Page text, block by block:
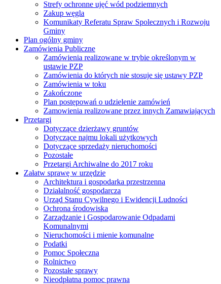
Strefy ochronne ujęć wód podziemnych
Zakup węgla
Komunikaty Referatu Spraw Spolecznych i Rozwoju
Gminy
Plan ogólny gminy
Zamówienia Publiczne
Zamówienia realizowane w trybie określonym w
ustawie PZP
Zamówienia do których nie stosuje się ustawy PZP
Zamówienia w toku
Zakończone
Plan postępowań o udzielenie zamówień
Zamowienia realizowane przez innych Zamawiających
Przetargi
Dotyczące dzierżawy gruntów
Dotyczące najmu lokali użytkowych
Dotyczące sprzedaży nieruchomości
Pozostałe
Przetargi Archiwalne do 2017 roku
Załatw sprawę w urzędzie
Architektura i gospodarka przestrzenna
Działalność gospodarcza
Urząd Stanu Cywilnego i Ewidencji Ludności
Ochrona środowiska
Zarządzanie i Gospodarowanie Odpadami
Komunalnymi
Nieruchomości i mienie komunalne
Podatki
Pomoc Społeczna
Rolnictwo
Pozostałe sprawy
Nieodpłatna pomoc prawna